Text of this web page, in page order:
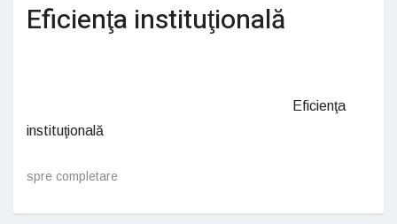
Eficienţa instituţională
Eficienţa
instituţională
spre completare